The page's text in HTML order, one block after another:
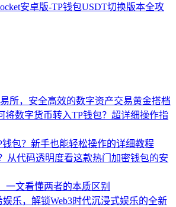
安卓版-TP钱包USDT切换版本全攻
所，安全高效的数字资产交易黄金搭档
将数字货币转入TP钱包？超详细操作指
包？新手也能轻松操作的详细教程
从代码透明度看这款热门加密钱包的安
一文看懂两者的本质区别
乐，解锁Web3时代沉浸式娱乐的全新